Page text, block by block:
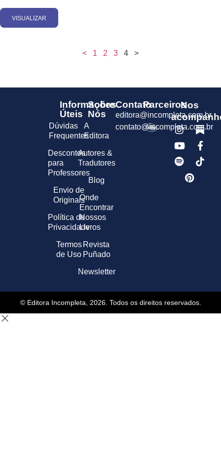
VISUALIZAR
< 1 2 3 4 >
Informações
Úteis
Dúvidas
Frequentes
Descontos
para
Professores
Envio de
Originais
Política de
Privacidade
Termos
de Uso
Sobre
Nós
A
Editora
Autores &
Tradutores
Blog
Onde
Encontrar
Nossos
Livros
Revista
Puñado
Newsletter
Contato
editora@incompleta.com.br
contato@incompleta.com.br
ParceirosNos
© Editora Incompleta, 2026. Todos os direitos reservados.